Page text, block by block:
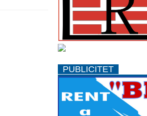
PUBLICITET